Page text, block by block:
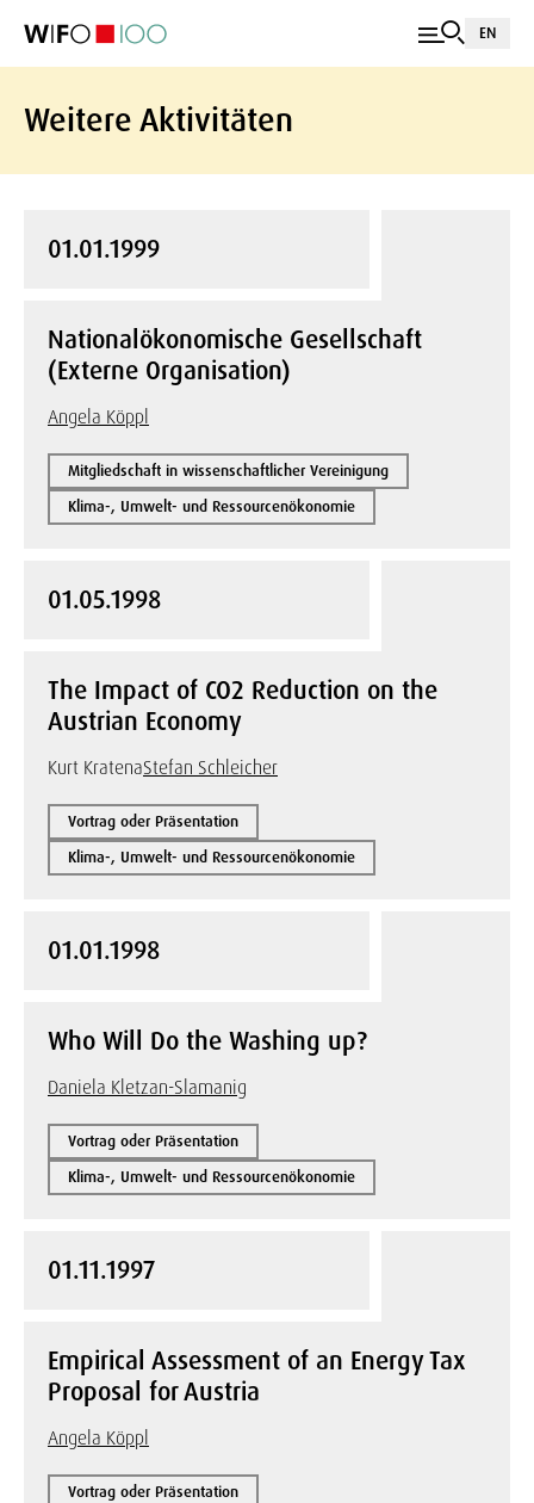
EN
Weitere Aktivitäten
01.01.1999
Nationalökonomische Gesellschaft
(Externe Organisation)
Angela Köppl
Mitgliedschaft in wissenschaftlicher Vereinigung
Klima-, Umwelt- und Ressourcenökonomie
01.05.1998
The Impact of CO2 Reduction on the
Austrian Economy
Kurt KratenaStefan Schleicher
Vortrag oder Präsentation
Klima-, Umwelt- und Ressourcenökonomie
01.01.1998
Who Will Do the Washing up?
Daniela Kletzan-Slamanig
Vortrag oder Präsentation
Klima-, Umwelt- und Ressourcenökonomie
01.11.1997
Empirical Assessment of an Energy Tax
Proposal for Austria
Angela Köppl
Vortrag oder Präsentation